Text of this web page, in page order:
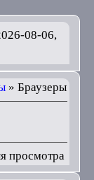
08-06,
» Браузеры
просмотра